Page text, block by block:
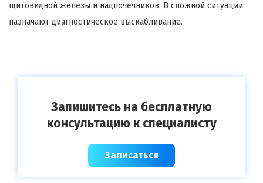
щитовидной железы и надпочечников. В сложной ситуации
назначают диагностическое выскабливание.
Запишитесь на бесплатную
консультацию к специалисту
Записаться